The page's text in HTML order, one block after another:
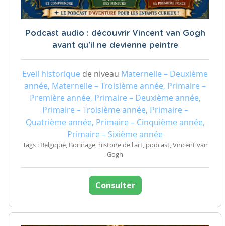
Podcast audio : découvrir Vincent van Gogh
avant qu'il ne devienne peintre
Eveil historique de niveau Maternelle – Deuxième
année, Maternelle – Troisième année, Primaire –
Première année, Primaire – Deuxième année,
Primaire – Troisième année, Primaire –
Quatrième année, Primaire – Cinquième année,
Primaire – Sixième année
Tags : Belgique, Borinage, histoire de l'art, podcast, Vincent van
Gogh
Consulter